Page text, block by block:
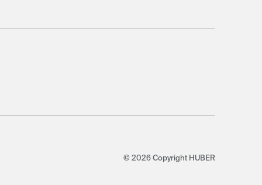
© 2026 Copyright HUBER